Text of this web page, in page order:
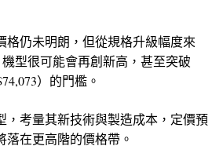
格仍未明朗，但從規格升級幅度來
機型很可能會再創新高，甚至突破
）的門檻。
，考量其新技術與製造成本，定價預
在更高階的價格帶。